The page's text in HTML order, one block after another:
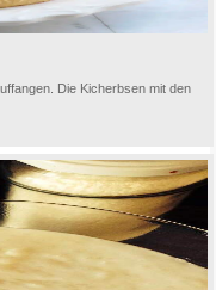
Die Kicherbsen mit den